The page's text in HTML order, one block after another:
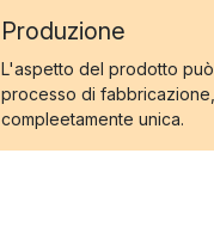
Produzione
L'aspetto del prodotto
processo di
compleetamente unica.